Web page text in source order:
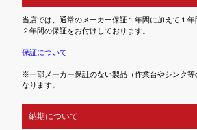
当店では、通常のメーカー保証１年間に加えて１
２年間の保証をお付けしております。
保証について
※一部メーカー保証のない製品（作業台やシンク等
なります。
納期について